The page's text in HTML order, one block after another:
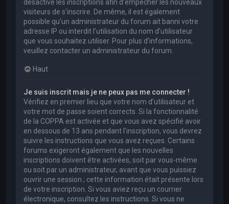
désactivé les inscriptions afin d’empêcher les nouveaux
visiteurs de s’inscrire. De même, il est également
possible qu’un administrateur du forum ait banni votre
adresse IP ou interdit l’utilisation du nom d’utilisateur
que vous souhaitez utiliser. Pour plus d’informations,
veuillez contacter un administrateur du forum.
Haut
Je suis inscrit mais je ne peux pas me connecter !
Vérifiez en premier lieu que votre nom d’utilisateur et
votre mot de passe soient corrects. Si la fonctionnalité
de la COPPA est activée et que vous avez spécifié avoir
en dessous de 13 ans pendant l’inscription, vous devrez
suivre les instructions que vous avez reçues. Certains
forums exigeront également que les nouvelles
inscriptions doivent être activées, soit par vous-même
ou soit par un administrateur, avant que vous puissiez
ouvrir une session ; cette information était présente lors
de votre inscription. Si vous aviez reçu un courrier
électronique, consultez les instructions. Si vous ne